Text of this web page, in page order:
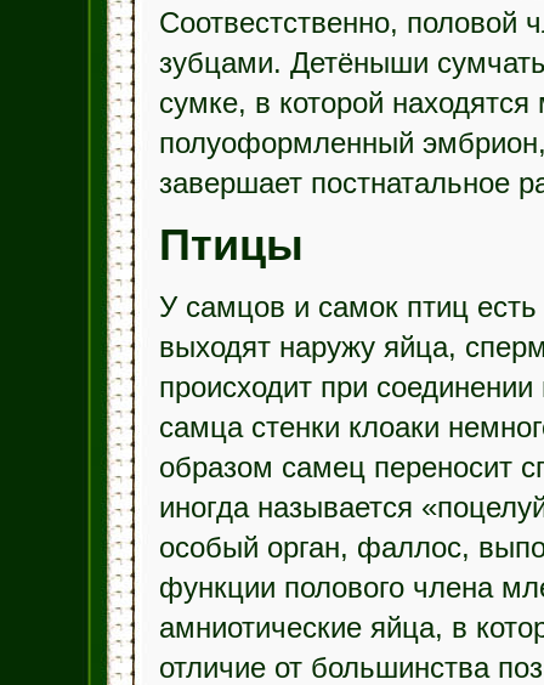
Соотвестственно,
зубцами. Детёныши
сумке, в которой
полуоформленный эмбрион,
завершает постнатальное
Птицы
У самцов и самок птиц есть
выходят наружу яйца,
происходит при
самца стенки клоаки
образом самец переносит
иногда называется
особый орган, фаллос,
функции полового члена
амниотические яйца, в
отличие от большинства